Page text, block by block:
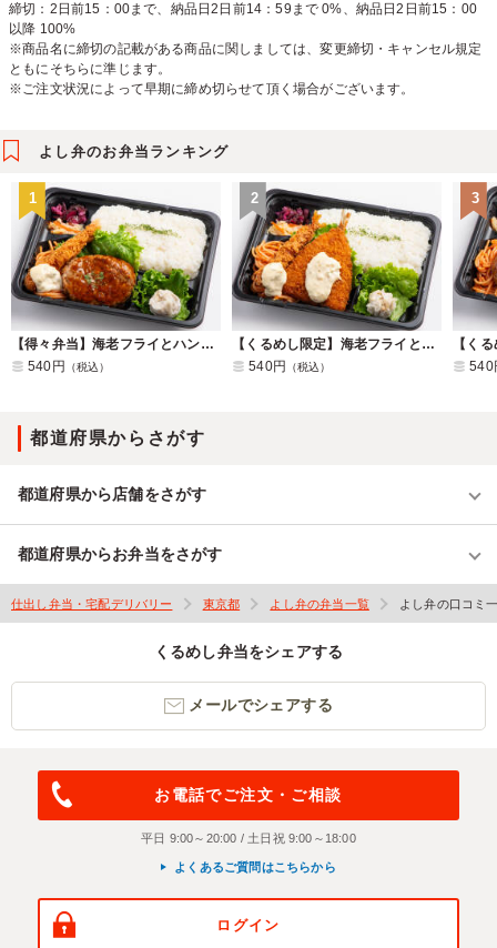
締切：2日前15：00まで、納品日2日前14：59まで 0%、納品日2日前15：00
以降 100%
※商品名に締切の記載がある商品に関しましては、変更締切・キャンセル規定
ともにそちらに準じます。
※ご注文状況によって早期に締め切らせて頂く場合がございます。
よし弁のお弁当ランキング
1
【得々弁当】海老フライとハンバーグ
540円
（税込）
2
【くるめし限定】海老フライとアジフライ
540円
（税込）
3
540
都道府県からさがす
都道府県から店舗をさがす
都道府県からお弁当をさがす
仕出し弁当・宅配デリバリー 東京都 よし弁の弁当一覧 よし弁の口コミ
くるめし弁当をシェアする
メールでシェアする
お電話でご注文・ご相談
平日 9:00～20:00 / 土日祝 9:00～18:00
よくあるご質問はこちらから
ログイン